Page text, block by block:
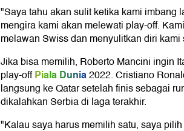
"Saya tahu akan sulit ketika kami imbang
mengira kami akan melewati play-off.
melawan Swiss dan menyulitkan diri
Jika bisa memilih, Roberto Mancini ingin
play-offPiala Dunia2022. Cristiano
langsung ke Qatar setelah finis sebagai
dikalahkan Serbia di laga terakhir.
"Kalau saya harus memilih satu, saya